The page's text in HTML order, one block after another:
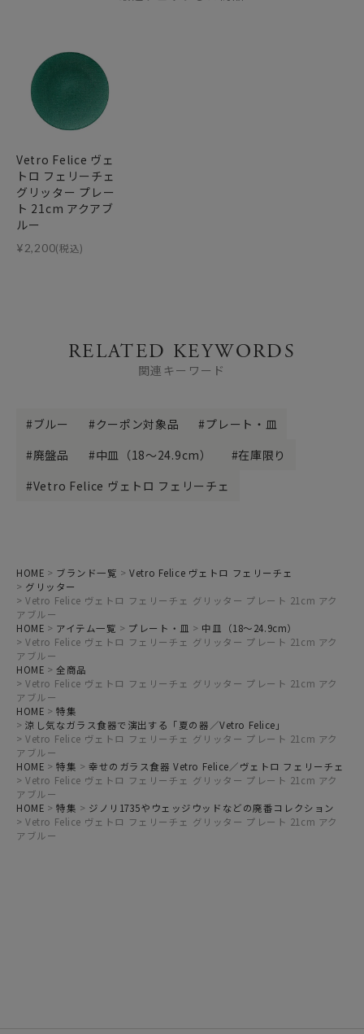
Vetro Felice ヴェ
トロ フェリーチェ
グリッター プレー
ト 21cm アクアブ
ルー
¥2,200(税込)
RELATED KEYWORDS
関連キーワード
ブルー クーポン対象品
プレート・皿
廃盤品
中皿（18～24.9cm）
在庫限り
Vetro Felice ヴェトロ フェリーチェ
HOME ブランド一覧
Vetro Felice ヴェトロ フェリーチェ
グリッター
Vetro Felice ヴェトロ フェリーチェ グリッター プレート 21cm アク
アブルー
HOME
アイテム一覧 プレート・皿
中皿（18～24.9cm）
Vetro Felice ヴェトロ フェリーチェ グリッター プレート 21cm アク
アブルー
HOME
全商品
Vetro Felice ヴェトロ フェリーチェ グリッター プレート 21cm アク
アブルー
HOME
特集
涼し気なガラス食器で演出する「夏の器／Vetro Felice」
Vetro Felice ヴェトロ フェリーチェ グリッター プレート 21cm アク
アブルー
HOME
特集
幸せのガラス食器 Vetro Felice／ヴェトロ フェリーチェ
Vetro Felice ヴェトロ フェリーチェ グリッター プレート 21cm アク
アブルー
HOME
特集
ジノリ1735やウェッジウッドなどの廃番コレクション
Vetro Felice ヴェトロ フェリーチェ グリッター プレート 21cm アク
アブルー